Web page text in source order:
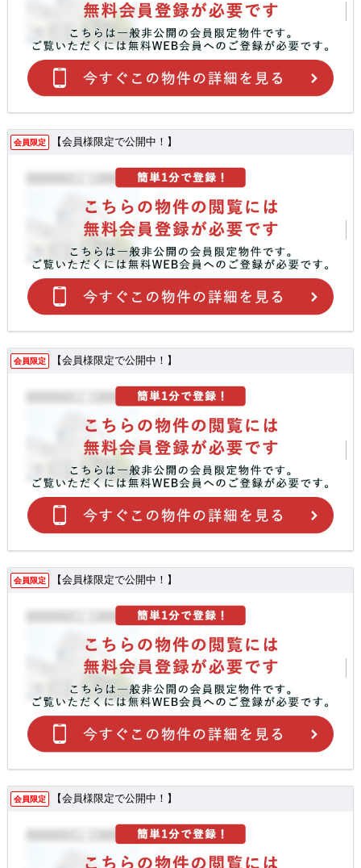
会員限定 【会員様限定で公開中！】
会員限定 【会員様限定で公開中！】
会員限定 【会員様限定で公開中！】
会員限定 【会員様限定で公開中！】